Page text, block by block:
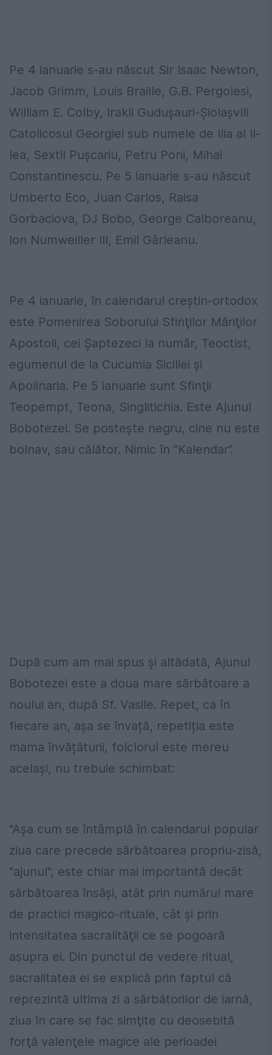
Pe 4 ianuarie s-au născut Sir Isaac Newton,
Jacob Grimm, Louis Braille, G.B. Pergolesi,
William E. Colby, Irakli Guduşauri-Şiolaşvili
Catolicosul Georgiei sub numele de Ilia al II-
lea, Sextil Puşcariu, Petru Poni, Mihai
Constantinescu. Pe 5 ianuarie s-au născut
Umberto Eco, Juan Carlos, Raisa
Gorbaciova, DJ Bobo, George Calboreanu,
Ion Numweiller III, Emil Gârleanu.
Pe 4 ianuarie, în calendarul creștin-ortodox
este Pomenirea Soborului Sfinţilor Măriţilor
Apostoli, cei Şaptezeci la număr, Teoctist,
egumenul de la Cucumia Siciliei și
Apolinaria. Pe 5 ianuarie sunt Sfinţii
Teopempt, Teona, Singlitichia. Este Ajunul
Bobotezei. Se posteşte negru, cine nu este
bolnav, sau călător. Nimic în ”Kalendar”.
După cum am mai spus şi altădată, Ajunul
Bobotezei este a doua mare sărbătoare a
noului an, după Sf. Vasile. Repet, ca în
fiecare an, așa se învață, repetiția este
mama învățăturii, folclorul este mereu
același, nu trebuie schimbat:
"Aşa cum se întâmplă în calendarul popular
ziua care precede sărbătoarea propriu-zisă,
"ajunul", este chiar mai importantă decât
sărbătoarea însăşi, atât prin numărul mare
de practici magico-rituale, cât şi prin
intensitatea sacralităţii ce se pogoară
asupra ei. Din punctul de vedere ritual,
sacralitatea ei se explică prin faptul că
reprezintă ultima zi a sărbătorilor de iarnă,
ziua în care se fac simţite cu deosebită
forţă valenţele magice ale perioadei